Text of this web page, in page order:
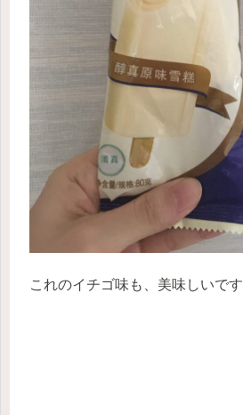
これのイチゴ味も、美味しいです